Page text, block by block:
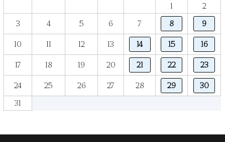
1
2
3
4 5 6 7 8 9
10 11 12 13 14 15 16
17 18 19 20 21 22 23
24 25 26 27 28 29
30
31